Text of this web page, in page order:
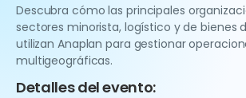
Descubra cómo las principales
sectores minorista, logístico y de bienes
utilizan Anaplan para gestionar
multigeográficas.
Detalles del evento: